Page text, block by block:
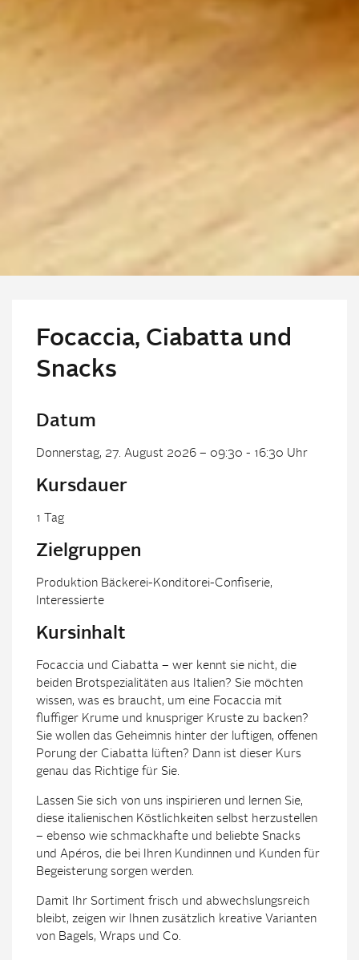
Focaccia, Ciabatta und
Snacks
Datum
Donnerstag, 27. August 2026 – 09:30 - 16:30 Uhr
Kursdauer
1 Tag
Zielgruppen
Produktion Bäckerei-Konditorei-Confiserie,
Interessierte
Kursinhalt
Focaccia und Ciabatta – wer kennt sie nicht, die
beiden Brotspezialitäten aus Italien? Sie möchten
wissen, was es braucht, um eine Focaccia mit
fluffiger Krume und knuspriger Kruste zu backen?
Sie wollen das Geheimnis hinter der luftigen, offenen
Porung der Ciabatta lüften? Dann ist dieser Kurs
genau das Richtige für Sie.
Lassen Sie sich von uns inspirieren und lernen Sie,
diese italienischen Köstlichkeiten selbst herzustellen
– ebenso wie schmackhafte und beliebte Snacks
und Apéros, die bei Ihren Kundinnen und Kunden für
Begeisterung sorgen werden.
Damit Ihr Sortiment frisch und abwechslungsreich
bleibt, zeigen wir Ihnen zusätzlich kreative Varianten
von Bagels, Wraps und Co.